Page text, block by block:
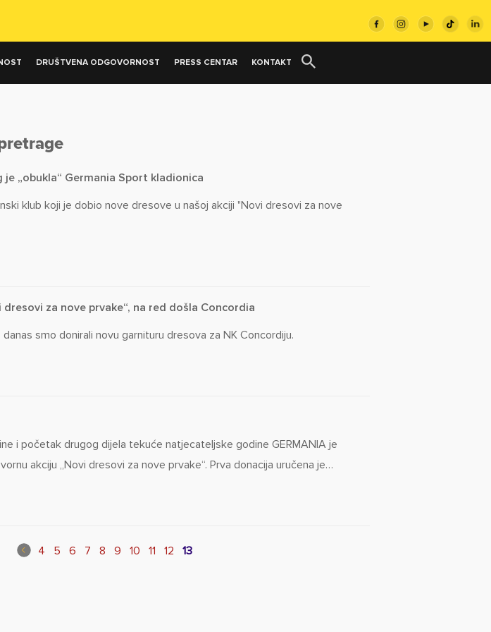
DRUŠTVENA ODGOVORNOST PRESS CENTAR KONTAKT
je „obukla“ Germania Sport kladionica
klub koji je dobio nove dresove u našoj akciji "Novi dresovi za nove
dresovi za nove prvake“, na red došla Concordia
smo donirali novu garnituru dresova za NK Concordiju.
i početak drugog dijela tekuće natjecateljske godine GERMANIA je
akciju „Novi dresovi za nove prvake“. Prva donacija uručena je…
4 5 6 7 8 9 10 11 12 13